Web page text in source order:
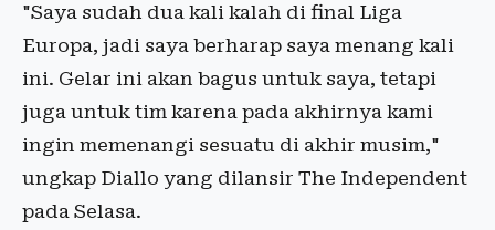
"Saya sudah dua kali kalah di final Liga
Europa, jadi saya berharap saya menang kali
ini. Gelar ini akan bagus untuk saya, tetapi
juga untuk tim karena pada akhirnya kami
ingin memenangi sesuatu di akhir musim,"
ungkap Diallo yang dilansir The Independent
pada Selasa.